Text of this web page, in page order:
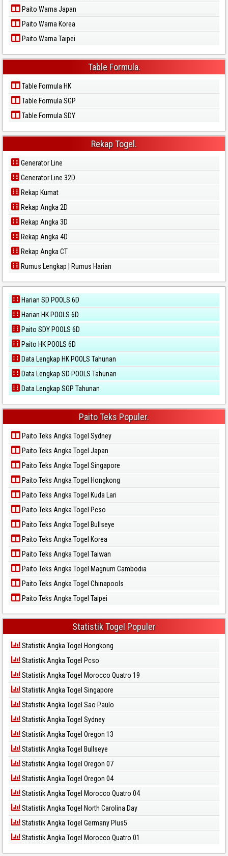
Paito Warna Japan
Paito Warna Korea
Paito Warna Taipei
Table Formula.
Table Formula HK
Table Formula SGP
Table Formula SDY
Rekap Togel.
Generator Line
Generator Line 32D
Rekap Kumat
Rekap Angka 2D
Rekap Angka 3D
Rekap Angka 4D
Rekap Angka CT
Rumus Lengkap | Rumus Harian
Harian SD POOLS 6D
Harian HK POOLS 6D
Paito SDY POOLS 6D
Paito HK POOLS 6D
Data Lengkap HK POOLS Tahunan
Data Lengkap SD POOLS Tahunan
Data Lengkap SGP Tahunan
Paito Teks Populer.
Paito Teks Angka Togel Sydney
Paito Teks Angka Togel Japan
Paito Teks Angka Togel Singapore
Paito Teks Angka Togel Hongkong
Paito Teks Angka Togel Kuda Lari
Paito Teks Angka Togel Pcso
Paito Teks Angka Togel Bullseye
Paito Teks Angka Togel Korea
Paito Teks Angka Togel Taiwan
Paito Teks Angka Togel Magnum Cambodia
Paito Teks Angka Togel Chinapools
Paito Teks Angka Togel Taipei
Statistik Togel Populer
Statistik Angka Togel Hongkong
Statistik Angka Togel Pcso
Statistik Angka Togel Morocco Quatro 19
Statistik Angka Togel Singapore
Statistik Angka Togel Sao Paulo
Statistik Angka Togel Sydney
Statistik Angka Togel Oregon 13
Statistik Angka Togel Bullseye
Statistik Angka Togel Oregon 07
Statistik Angka Togel Oregon 04
Statistik Angka Togel Morocco Quatro 04
Statistik Angka Togel North Carolina Day
Statistik Angka Togel Germany Plus5
Statistik Angka Togel Morocco Quatro 01